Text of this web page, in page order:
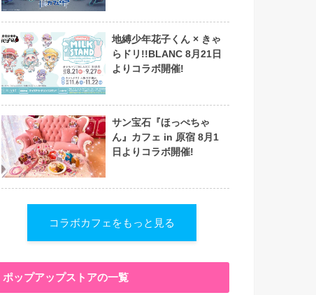
地縛少年花子くん × きゃ
らドリ!!BLANC 8月21日
よりコラボ開催!
サン宝石『ほっぺちゃ
ん』カフェ in 原宿 8月1
日よりコラボ開催!
コラボカフェをもっと見る
ポップアップストアの一覧